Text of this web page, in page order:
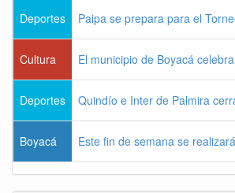
Deportes Paipa se prepara para el
Cultura El municipio de Boyacá
Deportes Quindío e Inter de Palmira
Boyacá Este fin de semana se